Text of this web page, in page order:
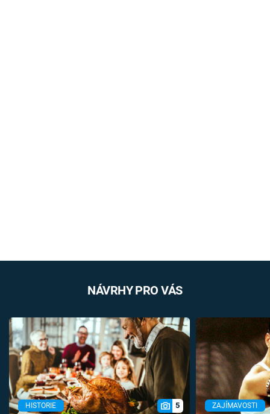
NÁVRHY PRO VÁS
HISTORIE 5 ZAJÍMAVOSTI